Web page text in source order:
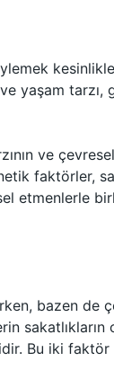
yaşam tarzı,
ve
faktörler,
etmenlerle
bazen de
sakatlıkların
Bu iki faktör